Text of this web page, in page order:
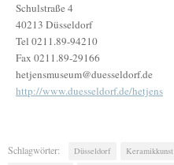
Schulstraße 4
40213 Düsseldorf
Tel 0211.89-94210
Fax 0211.89-29166
hetjensmuseum@duesseldorf.de
http://www.duesseldorf.de/hetjens
Schlagwörter: Düsseldorf Keramikkunst